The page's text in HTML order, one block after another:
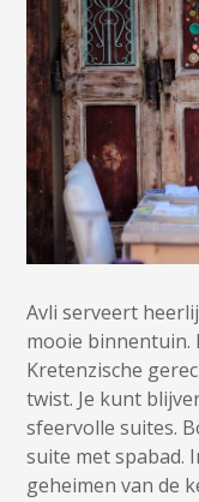
Avli serveert
mooie binnentuin.
Kretenzische
twist. Je kunt
sfeervolle suites.
suite met spabad.
geheimen van de